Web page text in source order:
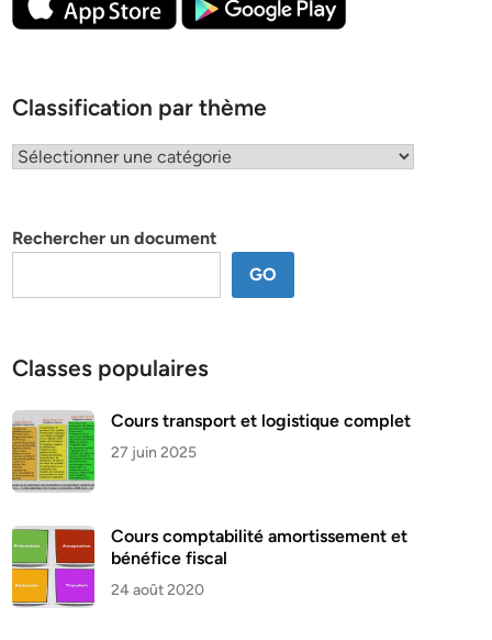
Classification par thème
Classification
Rechercher un document
GO
Classes populaires
Cours transport et logistique complet
27 juin 2025
Cours comptabilité amortissement et
bénéfice fiscal
24 août 2020